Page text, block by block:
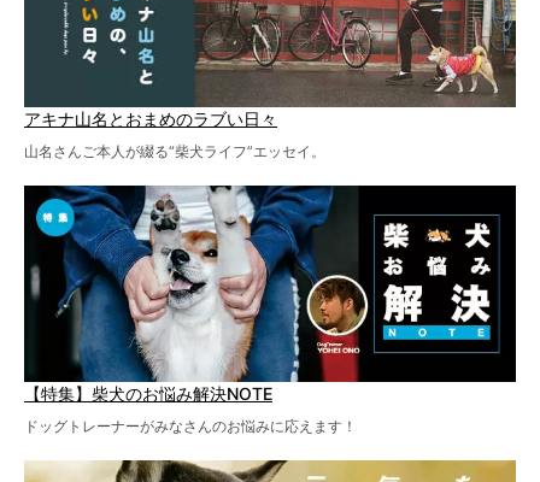
アキナ山名とおまめのラブい日々
山名さんご本人が綴る“柴犬ライフ”エッセイ。
【特集】柴犬のお悩み解決NOTE
ドッグトレーナーがみなさんのお悩みに応えます！